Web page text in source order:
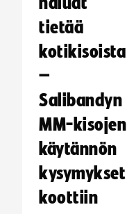
tietää
kotikisoista
–
Salibandyn
MM-kisojen
käytännön
kysymykset
koottiin